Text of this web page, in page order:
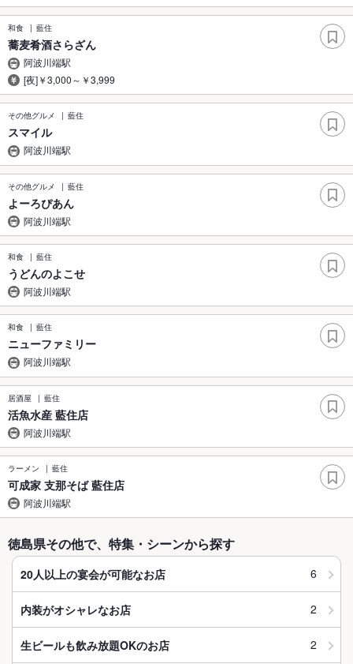
和食 藍住
蕎麦肴酒さらざん
阿波川端駅
[夜]￥3,000～￥3,999
その他グルメ 藍住
スマイル
阿波川端駅
その他グルメ 藍住
よーろぴあん
阿波川端駅
和食 藍住
うどんのよこせ
阿波川端駅
和食 藍住
ニューファミリー
阿波川端駅
居酒屋 藍住
活魚水産 藍住店
阿波川端駅
ラーメン 藍住
可成家 支那そば 藍住店
阿波川端駅
徳島県その他で、特集・シーンから探す
20人以上の宴会が可能なお店 6
内装がオシャレなお店 2
生ビールも飲み放題OKのお店 2